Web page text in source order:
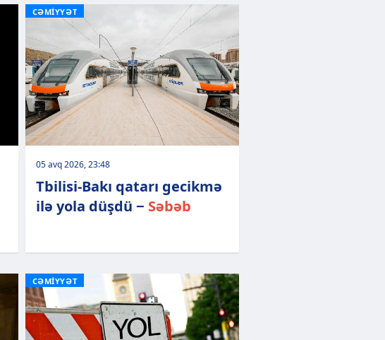
CƏMİYYƏT
05 avq 2026, 23:48
Tbilisi-Bakı qatarı gecikmə
ilə yola düşdü − Səbəb
CƏMİYYƏT